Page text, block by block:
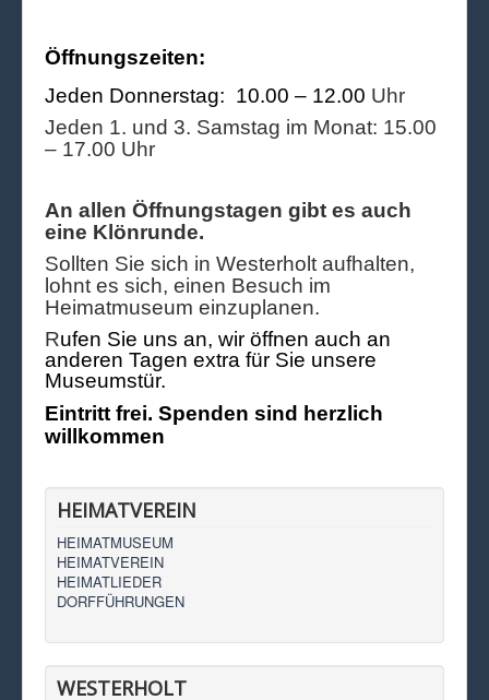
Öffnungszeiten:
Jeden Donnerstag: 10.00 – 12.00 Uhr
Jeden 1. und 3. Samstag im Monat: 15.00
– 17.00 Uhr
An allen Öffnungstagen gibt es auch
eine Klönrunde.
Sollten Sie sich in Westerholt aufhalten,
lohnt es sich, einen Besuch im
Heimatmuseum einzuplanen.
Rufen Sie uns an, wir öffnen auch an
anderen Tagen extra für Sie unsere
Museumstür.
Eintritt frei. Spenden sind herzlich
willkommen
HEIMATVEREIN
HEIMATMUSEUM
HEIMATVEREIN
HEIMATLIEDER
DORFFÜHRUNGEN
WESTERHOLT